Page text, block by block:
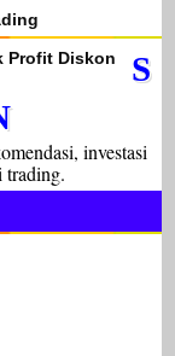
Profit Diskon
S
investasi
trading.